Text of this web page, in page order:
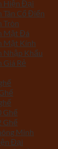
Hiện Đại
Tân Cổ Điển
Tròn
Mặt Đá
Mặt Kính
Nhập Khẩu
Giá Rẻ
Ghế
Ghế
Minh
Đại